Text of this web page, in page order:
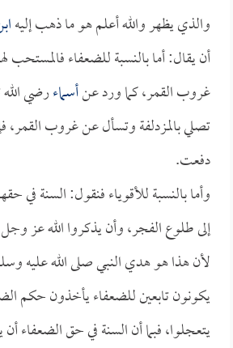
والذي يظهر والله أعلم هو ما ذهب إليه
أن يقال: أما بالنسبة للضعفاء فالمستحب
غروب القمر، كما ورد عنأسماءرضي الله
تصلي بالمزدلفة وتسأل عن غروب القمر،
دفعت.
وأما بالنسبة للأقوياء فنقول: السنة في
إلى طلوع الفجر، وأن يذكروا الله عز
لأن هذا هو هدي النبي صلى الله عليه
يكونون تابعين للضعفاء يأخذون حكم
يتعجلوا، فبما أن السنة في حق الضعفاء